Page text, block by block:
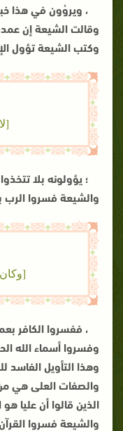
، ويروُون في هذا
وقالت الشيعة إن عمدة
وكتب الشيعة تؤول
؛ يؤولونه بلا
والشيعة فسروا
، ففسروا الكافر
وفسروا أسماء الله
وهذا التأويل الفاسد
والصفات العلى هي من
الذين قالوا أن عليا
والشيعة فسروا